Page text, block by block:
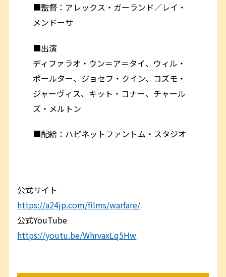
■監督：アレックス・ガーランド／レイ・
メンドーサ
■出演
ディファラオ・ウン＝ア＝タイ、ウィル・
ポールター、ジョセフ・クイン、コズモ・
ジャーヴィス、キット・コナー、チャール
ズ・メルトン
■配給：ハピネットファントム・スタジオ
公式サイト
https://a24jp.com/films/warfare/
公式YouTube
https://youtu.be/WhrvaxLq5Hw